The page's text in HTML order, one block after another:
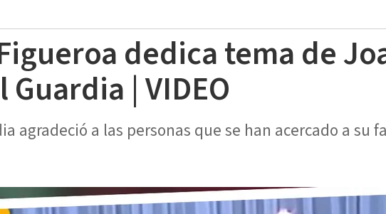
dedica tema de
| VIDEO
agradeció a las personas que se han acercado a su